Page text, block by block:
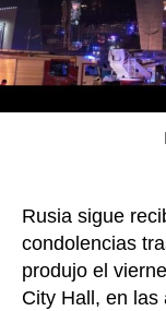
Rusia sigue
condolencias
produjo el
City Hall, en las